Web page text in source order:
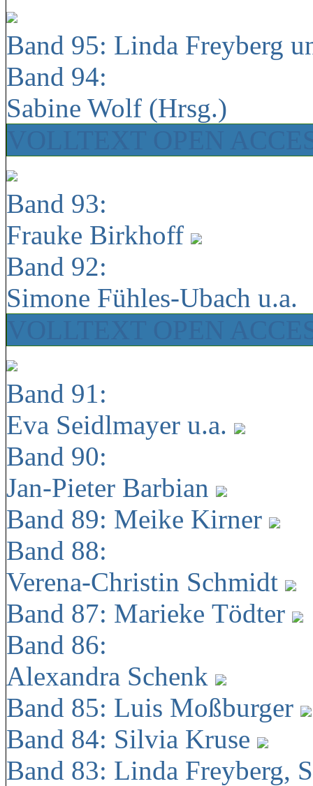
Band 95: Linda Freyberg
Band 94:
Sabine Wolf (Hrsg.)
Band 93:
Frauke Birkhoff
Band 92:
Simone Fühles-Ubach u.a.
Band 91:
Eva Seidlmayer u.a.
Band 90:
Jan-Pieter Barbian
Band 89: Meike Kirner
Band 88:
Verena-Christin Schmidt
Band 87: Marieke Tödter
Band 86:
Alexandra Schenk
Band 85: Luis Moßburger
Band 84: Silvia Kruse
Band 83: Linda Freyberg,